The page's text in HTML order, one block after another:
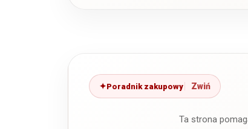
Poradnik zakupowy
Ta strona